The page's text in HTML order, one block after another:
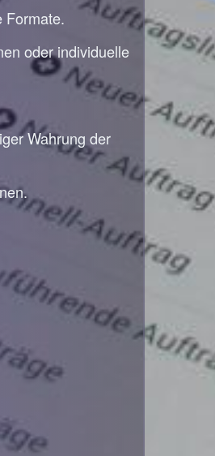
Formate.
oder individuelle
Wahrung der